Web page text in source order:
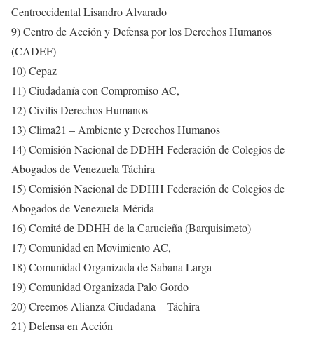
Centroccidental Lisandro Alvarado
9) Centro de Acción y Defensa por los Derechos Humanos
(CADEF)
10) Cepaz
11) Ciudadanía con Compromiso AC,
12) Civilis Derechos Humanos
13) Clima21 – Ambiente y Derechos Humanos
14) Comisión Nacional de DDHH Federación de Colegios de
Abogados de Venezuela Táchira
15) Comisión Nacional de DDHH Federación de Colegios de
Abogados de Venezuela-Mérida
16) Comité de DDHH de la Carucieña (Barquisimeto)
17) Comunidad en Movimiento AC,
18) Comunidad Organizada de Sabana Larga
19) Comunidad Organizada Palo Gordo
20) Creemos Alianza Ciudadana – Táchira
21) Defensa en Acción